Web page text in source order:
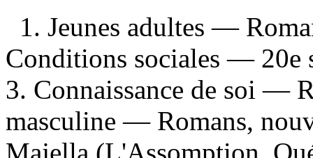
1. Jeunes adultes —
Conditions sociales — 20e
3. Connaissance de soi —
masculine — Romans,
Majella (L'Assomption,